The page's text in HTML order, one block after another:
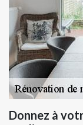
Donnez à